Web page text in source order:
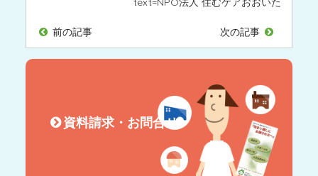
前の記事 次の記事
資料請求・お問合せ